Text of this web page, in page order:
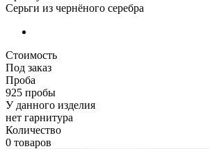
Серьги из чернёного серебра
Стоимость
Под заказ
Проба
925 пробы
У данного изделия
нет гарнитура
Количество
0 товаров